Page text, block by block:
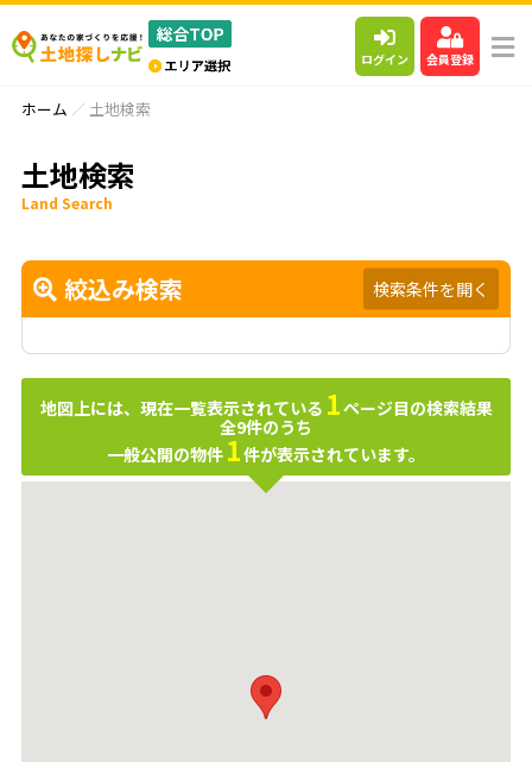
ログイン 会員登録
ホーム 土地検索
土地検索
Land Search
絞込み検索 検索条件を開く
地図上には、現在一覧表示されている 1ページ目の検索結果
全9件のうち
一般公開の物件 1件が表示されています。